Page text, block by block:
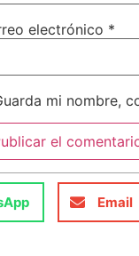
electrónico *
mi nombre,
Email